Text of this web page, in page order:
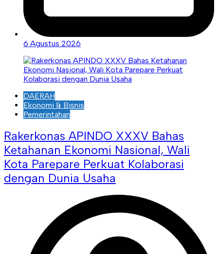
6 Agustus 2026
DAERAH
Ekonomi & Bisnis
Pemerintahan
Rakerkonas APINDO XXXV Bahas
Ketahanan Ekonomi Nasional, Wali
Kota Parepare Perkuat Kolaborasi
dengan Dunia Usaha